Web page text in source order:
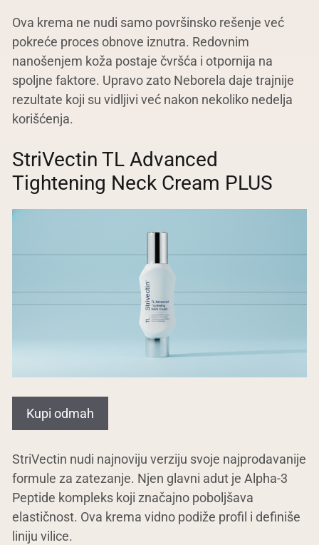
Ova krema ne nudi samo površinsko rešenje već
pokreće proces obnove iznutra. Redovnim
nanošenjem koža postaje čvršća i otpornija na
spoljne faktore. Upravo zato Neborela daje trajnije
rezultate koji su vidljivi već nakon nekoliko nedelja
korišćenja.
StriVectin TL Advanced
Tightening Neck Cream PLUS
Kupi odmah
StriVectin nudi najnoviju verziju svoje najprodavanije
formule za zatezanje. Njen glavni adut je Alpha-3
Peptide kompleks koji značajno poboljšava
elastičnost. Ova krema vidno podiže profil i definiše
liniju vilice.